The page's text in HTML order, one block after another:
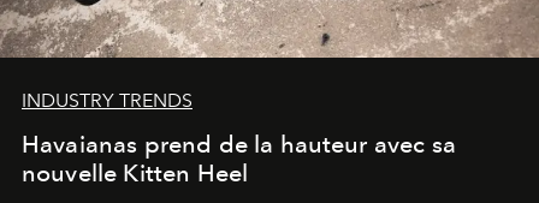
INDUSTRY TRENDS
Havaianas prend de la hauteur avec sa
nouvelle Kitten Heel